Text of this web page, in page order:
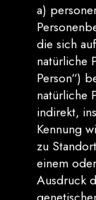
a)
die sich
natürliche
Person“)
natürliche
indirekt,
Kennung
zu
einem
Ausdruck